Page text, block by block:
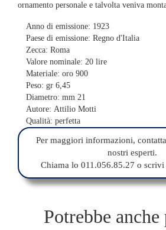
ornamento personale e talvolta veniva
Anno di emissione: 1923
Paese di emissione: Regno d'Italia
Zecca: Roma
Valore nominale: 20 lire
Materiale: oro 900
Peso: gr 6,45
Diametro: mm 21
Autore: Attilio Motti
Qualità: perfetta
Per maggiori informazioni,
nostri esperti.
Chiama lo 011.056.85.27 o scrivi
Potrebbe